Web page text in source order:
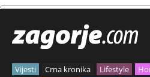
Vijesti Crna kronika Lifestyle